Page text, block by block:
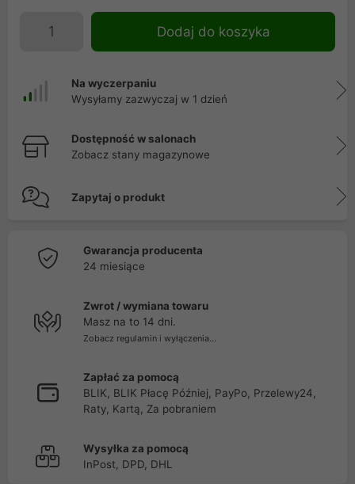
Dodaj do koszyka
Na wyczerpaniu
Wysyłamy zazwyczaj w 1 dzień
Dostępność w salonach
Zobacz stany magazynowe
Zapytaj o produkt
Gwarancja producenta
24 miesiące
Zwrot / wymiana towaru
Masz na to 14 dni.
Zobacz regulamin i wyłączenia...
Zapłać za pomocą
BLIK, BLIK Płacę Później, PayPo, Przelewy24,
Raty, Kartą, Za pobraniem
Wysyłka za pomocą
InPost, DPD, DHL